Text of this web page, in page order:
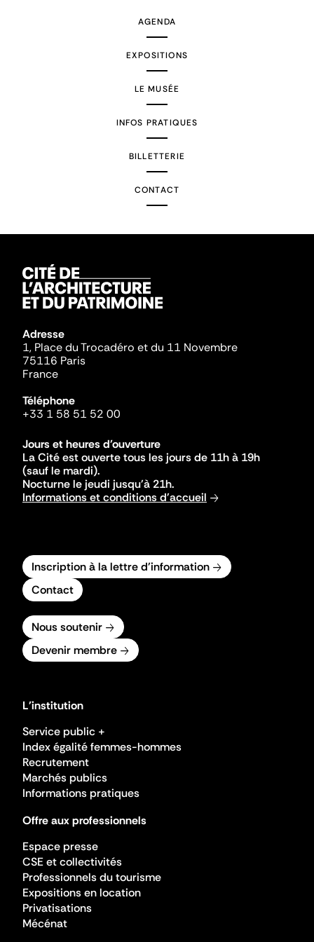
AGENDA
EXPOSITIONS
LE MUSÉE
INFOS PRATIQUES
BILLETTERIE
CONTACT
Adresse
1, Place du Trocadéro et du 11 Novembre
75116 Paris
France
Téléphone
+33 1 58 51 52 00
Jours et heures d'ouverture
La Cité est ouverte tous les jours de 11h à 19h
(sauf le mardi).
Nocturne le jeudi jusqu'à 21h.
Informations et conditions d'accueil
Inscription à la lettre d'information
Contact
Nous soutenir
Devenir membre
L'institution
Service public +
Index égalité femmes-hommes
Recrutement
Marchés publics
Informations pratiques
Offre aux professionnels
Espace presse
CSE et collectivités
Professionnels du tourisme
Expositions en location
Privatisations
Mécénat